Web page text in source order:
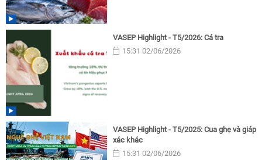
VASEP Highlight - T5/2026: Cá tra
15:31 02/06/2026
VASEP Highlight - T5/2025: Cua ghẹ và giáp
xác khác
15:31 02/06/2026